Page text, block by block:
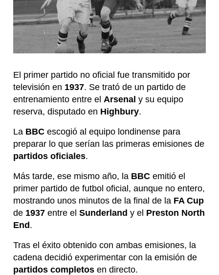
El primer partido no oficial fue transmitido por
televisión en 1937. Se trató de un partido de
entrenamiento entre el Arsenal y su equipo
reserva, disputado en Highbury.
La BBCescogió al equipo londinense para
preparar lo que serían las primeras emisiones de
partidos oficiales.
Más tarde, ese mismo año, la BBCemitió el
primer partido de futbol oficial, aunque no entero,
mostrando unos minutos de la final de la FA Cup
de1937entre el Sunderland y el Preston North
End.
Tras el éxito obtenido con ambas emisiones, la
cadena decidió experimentar con la emisión de
partidos completosen directo.